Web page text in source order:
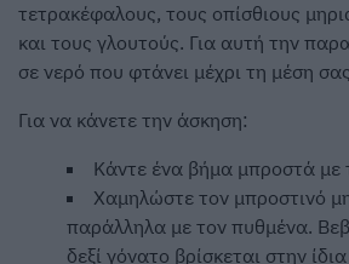
τετρακέφαλους, τους οπίσθιους
και τους γλουτούς. Για αυτή την
σε νερό που φτάνει μέχρι τη μέση
Για να κάνετε την άσκηση:
Κάντε ένα βήμα μπροστά με
Χαμηλώστε τον μπροστινό
παράλληλα με τον πυθμένα.
δεξί γόνατο βρίσκεται στην